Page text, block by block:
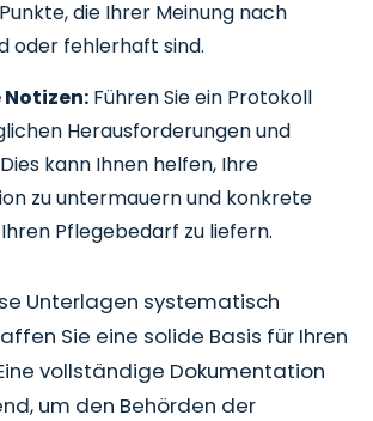
die Ihrer Meinung nach
oder fehlerhaft sind.
Notizen: Führen Sie ein Protokoll
Herausforderungen und
kann Ihnen helfen, Ihre
zu untermauern und konkrete
Pflegebedarf zu liefern.
Unterlagen systematisch
Sie eine solide Basis für Ihren
vollständige Dokumentation
um den Behörden der